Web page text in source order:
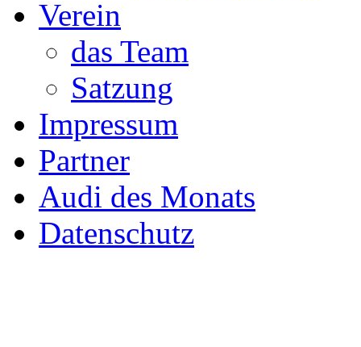
Verein
das Team
Satzung
Impressum
Partner
Audi des Monats
Datenschutz